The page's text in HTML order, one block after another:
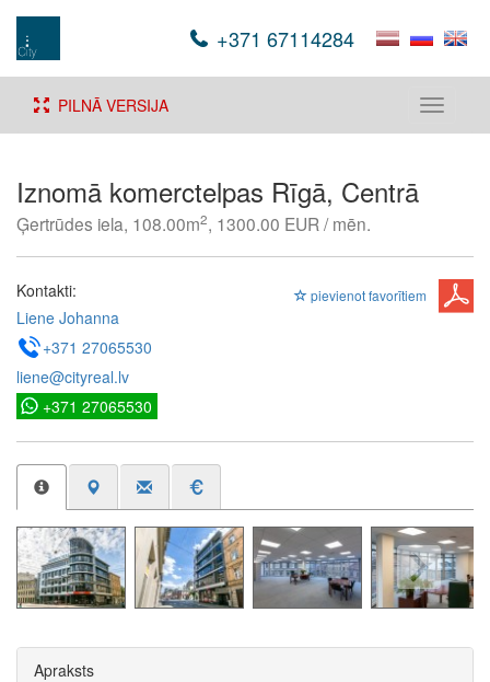
+371 67114284
Toggle
PILNĀ VERSIJA
Iznomā komerctelpas Rīgā, Centrā
Ģertrūdes iela, 108.00m2, 1300.00 EUR / mēn.
pievienot favorītiem
Kontakti:
Liene Johanna
+371 27065530
liene@cityreal.lv
+371 27065530
Apraksts